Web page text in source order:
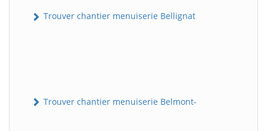
Trouver chantier menuiserie Bellignat
Trouver chantier menuiserie Belmont-